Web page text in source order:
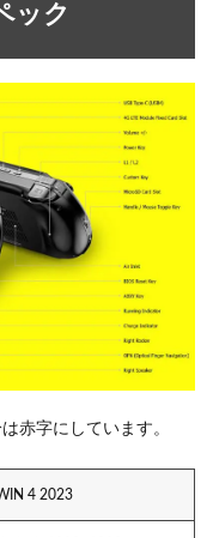
ック
赤字にしています。
4 2023